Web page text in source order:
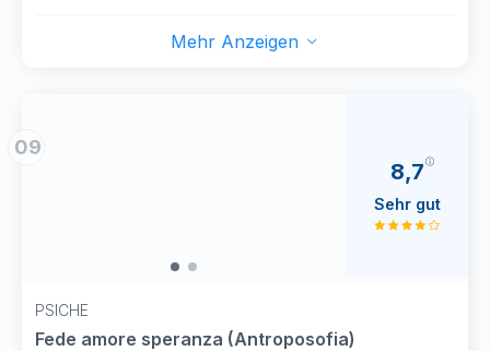
Mehr Anzeigen
09
PSICHE
Fede amore speranza (Antroposofia)
8,7
Sehr gut